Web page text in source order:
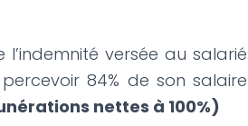
versée au salarié
84% de son salaire
nettes à 100%)